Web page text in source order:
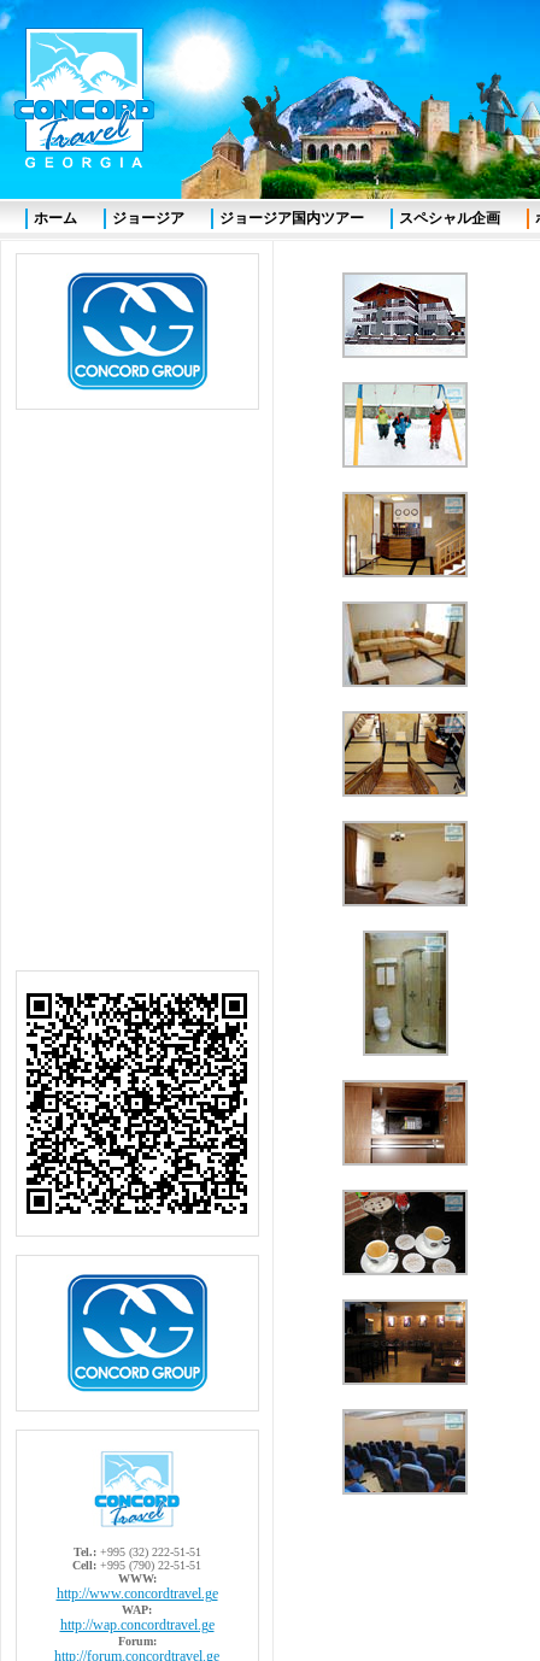
Tel.:+995 (32) 222-51-51
Cell: +995 (790) 22-51-51
WWW:
http://www.concordtravel.ge
WAP:
http://wap.concordtravel.ge
Forum:
http://forum.concordtravel.ge
ホーム ジョージア ジョージア国内ツアー スペシャル企画